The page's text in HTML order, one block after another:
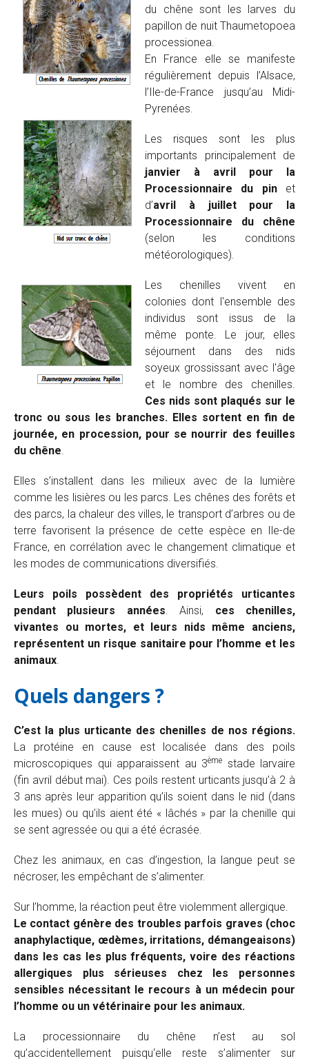
du chêne sont les larves du
papillon de nuit Thaumetopoea
processionea.
En France elle se manifeste
régulièrement depuis l’Alsace,
l’Ile-de-France jusqu’au Midi-
Pyrenées.
Les risques sont les plus
importants principalement de
janvier à avril pour la
Processionnaire du pinet
d’avril à juillet pour la
Processionnaire du chêne
(selon les conditions
météorologiques).
Les chenilles vivent en
colonies dont l'ensemble des
individus sont issus de la
même ponte. Le jour, elles
séjournent dans des nids
soyeux grossissant avec l'âge
et le nombre des chenilles.
Ces nids sont plaqués sur le
tronc ou sous les branches. Elles sortent en fin de
journée, en procession, pour se nourrir des feuilles
du chêne.
Elles s’installent dans les milieux avec de la lumière
comme les lisières ou les parcs. Les chênes des forêts et
des parcs, la chaleur des villes, le transport d’arbres ou de
terre favorisent la présence de cette espèce en Ile-de
France, en corrélation avec le changement climatique et
les modes de communications diversifiés.
Leurs poils possèdent des propriétés urticantes
pendant plusieurs années. Ainsi, ces chenilles,
vivantes ou mortes, et leurs nids même anciens,
représentent un risque sanitaire pour l’homme et les
animaux.
Quels dangers ?
C’est la plus urticante des chenilles de nos régions.
La protéine en cause est localisée dans des poils
microscopiques qui apparaissent au 3ème stade larvaire
(fin avril début mai). Ces poils restent urticants jusqu’à 2 à
3 ans après leur apparition qu’ils soient dans le nid (dans
les mues) ou qu’ils aient été « lâchés » par la chenille qui
se sent agressée ou qui a été écrasée.
Chez les animaux, en cas d’ingestion, la langue peut se
nécroser, les empêchant de s’alimenter.
Sur l’homme, la réaction peut être violemment allergique.
Le contact génère des troubles parfois graves (choc
anaphylactique, œdèmes, irritations, démangeaisons)
dans les cas les plus fréquents, voire des réactions
allergiques plus sérieuses chez les personnes
sensibles nécessitant le recours à un médecin pour
l’homme ou un vétérinaire pour les animaux.
La processionnaire du chêne n’est au sol
qu’accidentellement puisqu‘elle reste s’alimenter sur